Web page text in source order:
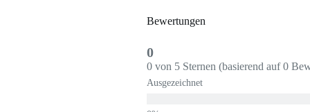
Bewertungen
0
0 von 5 Sternen (basierend auf 0
Ausgezeichnet